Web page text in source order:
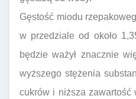
Gęstość miodu
w przedziale od około
będzie ważył znacznie
wyższego stężenia
cukrów i niższa